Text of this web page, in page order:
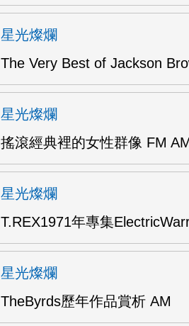
星光燦爛
The Very Best of Jackson
星光燦爛
搖滾經典裡的女性群像 FM
星光燦爛
T.REX1971年專集
星光燦爛
TheByrds歷年作品賞析 AM